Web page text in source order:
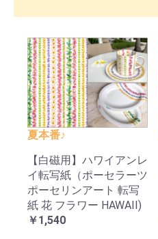
夏本番♪
【白磁用】ハワイアンレ
イ転写紙（ポーセラーツ
ポーセリンアート 転写
紙 花 フラワー HAWAII)
￥1,540